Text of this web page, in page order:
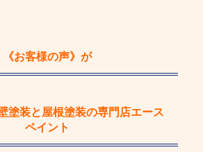
《お客様の声》 が
塗装と屋根塗装の専門店エース
ペイント